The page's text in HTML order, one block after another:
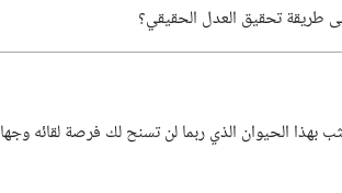
طريقة تحقيق العدل الحقيقي؟‏
الحيوان الذي ربما لن تسنح لك فرصة لقائه وجها